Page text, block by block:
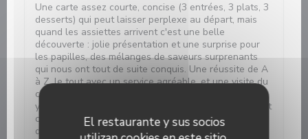
El restaurante y sus socios
Une carte assez courte, concise (3 entrées, 3 plats, 3
desserts) qui peut laisser perplexe au départ, mais
quand les assiettes arrivent c'est une belle
découverte : jolie présentation et une surprise pour
les papilles, des mélanges de saveurs surprenants
qui nous ont tout de suite conquis. Une réussite de A
à Z, le tout avec un service agréable, et une visite du
chef cuisinier qui s'assure de notre satisfaction. Nous
y sommes allés pour notre anniversaire de relation, et
ce restaurant a vraiment été une très belle
découverte. Le tout dans un cadre cosy, simple et